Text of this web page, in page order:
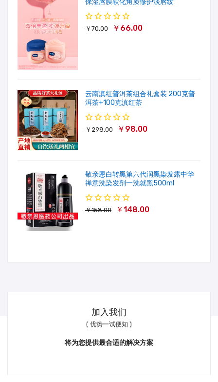
保湿唇膜软化角质修护淡唇纹
￥70.00 ￥66.00
云南滇红普洱茶组合礼盒装 200克普
洱茶+100克滇红茶
￥298.00 ￥98.00
敬亲恩白转黑第六代润黑染发露中华
禅意洗染发剂一洗就黑500ml
￥158.00 ￥148.00
加入我们
( 优势一试便知 )
将为您提供最合适的解决方案